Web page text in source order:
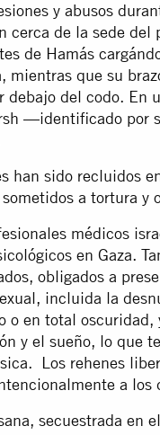
y abusos
cerca de la sede del
de Hamás
mientras que su
debajo del codo.
—identificado por
han sido recluidos
a tortura y
médicos
en Gaza.
obligados a
incluida la
o en total oscuridad,
y el sueño, lo que
Los rehenes
a
secuestrada en